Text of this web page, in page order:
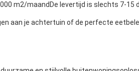
m2/maandDe levertijd is slechts 7-
aan je achtertuin of de perfecte